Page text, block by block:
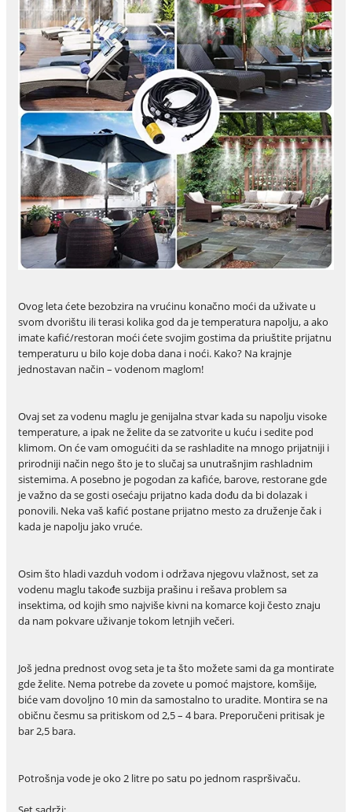
Ovog leta ćete bezobzira na vrućinu konačno moći da uživate u
svom dvorištu ili terasi kolika god da je temperatura napolju, a ako
imate kafić/restoran moći ćete svojim gostima da priuštite prijatnu
temperaturu u bilo koje doba dana i noći. Kako? Na krajnje
jednostavan način – vodenom maglom!
Ovaj set za vodenu maglu je genijalna stvar kada su napolju visoke
temperature, a ipak ne želite da se zatvorite u kuću i sedite pod
klimom. On će vam omogućiti da se rashladite na mnogo prijatniji i
prirodniji način nego što je to slučaj sa unutrašnjim rashladnim
sistemima. A posebno je pogodan za kafiće, barove, restorane gde
je važno da se gosti osećaju prijatno kada dođu da bi dolazak i
ponovili. Neka vaš kafić postane prijatno mesto za druženje čak i
kada je napolju jako vruće.
Osim što hladi vazduh vodom i održava njegovu vlažnost, set za
vodenu maglu takođe suzbija prašinu i rešava problem sa
insektima, od kojih smo najviše kivni na komarce koji često znaju
da nam pokvare uživanje tokom letnjih večeri.
Još jedna prednost ovog seta je ta što možete sami da ga montirate
gde želite. Nema potrebe da zovete u pomoć majstore, komšije,
biće vam dovoljno 10 min da samostalno to uradite. Montira se na
običnu česmu sa pritiskom od 2,5 – 4 bara. Preporučeni pritisak je
bar 2,5 bara.
Potrošnja vode je oko 2 litre po satu po jednom raspršivaču.